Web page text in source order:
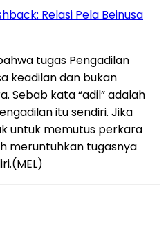
Relasi Pela Beinusa
tugas Pengadilan
keadilan dan bukan
Sebab kata “adil” adalah
itu sendiri. Jika
untuk memutus perkara
meruntuhkan tugasnya